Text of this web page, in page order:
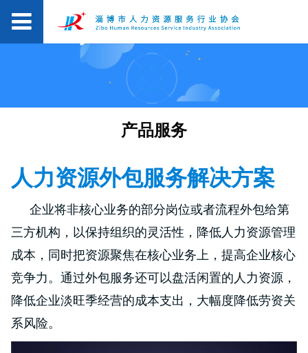
产品服务
人力资源外包服务解决方案
企业将非核心业务的部分岗位或者流程外包给第
三方机构，以保持组织的灵活性，降低人力资源管理
成本，同时把资源聚焦在核心业务上，提高企业核心
竞争力。通过外包服务还可以盘活闲置的人力资源，
降低企业淡旺季经营的成本支出，大幅度降低劳资关
系风险。